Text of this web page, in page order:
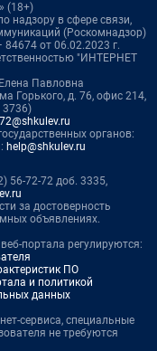
(18+)
надзору в сфере связи,
(Роскомнадзор)
от 06.02.2023 г.
"ИНТЕРНЕТ
Павловна
Горького, д. 76, офис 214,
3736)
72@shkulev.ru
органов:
help@shkulev.ru
56-72-72 доб. 3335,
за достоверность
объявлениях.
портала регулируются:
ПО
и политикой
данных
сервиса, специальные
не требуются